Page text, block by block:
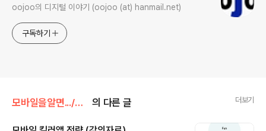
oojoo의 디지털 이야기 (oojoo (at) hanmail.net)
구독하기
모바일을알면.../모바일이야기 의 다른 글 더보기